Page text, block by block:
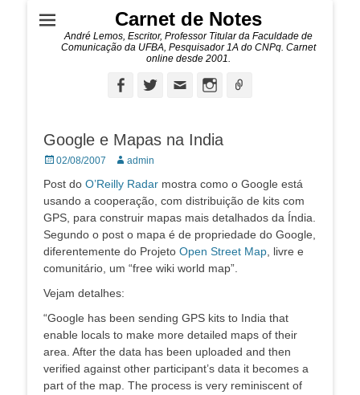
Carnet de Notes
André Lemos, Escritor, Professor Titular da Faculdade de
Comunicação da UFBA, Pesquisador 1A do CNPq. Carnet
online desde 2001.
FacebookTwitterEmail Instagram
Google e Mapas na India
Posted
02/08/2007 Autor:admin
Post do O’Reilly Radar mostra como o Google está
usando a cooperação, com distribuição de kits com
GPS, para construir mapas mais detalhados da Índia.
Segundo o post o mapa é de propriedade do Google,
diferentemente do Projeto Open Street Map , livre e
comunitário, um “free wiki world map”.
Vejam detalhes:
“Google has been sending GPS kits to India that
enable locals to make more detailed maps of their
area. After the data has been uploaded and then
verified against other participant’s data it becomes a
part of the map. The process is very reminiscent of